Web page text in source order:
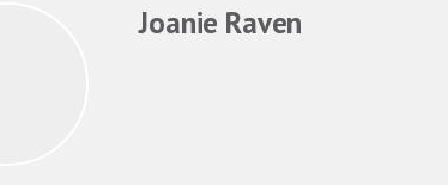
Joanie Raven